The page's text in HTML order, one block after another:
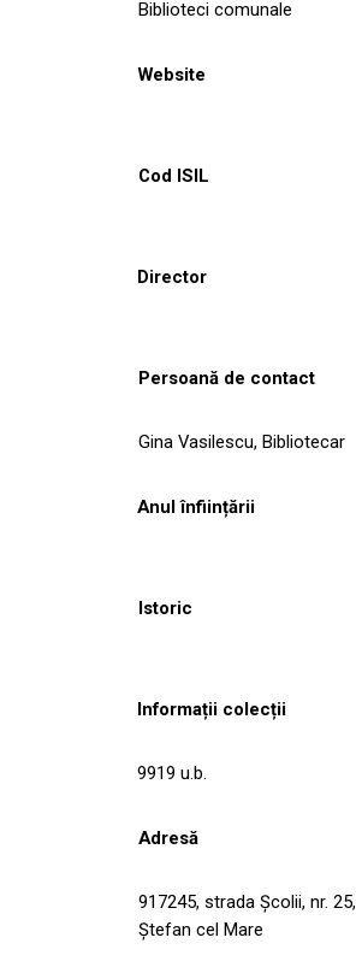
Biblioteci comunale
Website
Cod ISIL
Director
Persoană de contact
Gina Vasilescu, Bibliotecar
Anul înființării
Istoric
Informații colecții
9919 u.b.
Adresă
917245, strada Şcolii, nr. 25,
Ştefan cel Mare